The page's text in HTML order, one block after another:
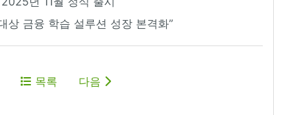
상 금융 학습 설루션 성장 본격화”
목록 다음